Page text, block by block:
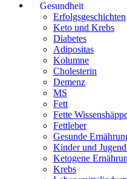
Gesundheit
Erfolgsgeschichten
Keto und Krebs
Diabetes
Adipositas
Kolumne
Cholesterin
Demenz
MS
Fett
Fette
Fettleber
Gesunde
Kinder und
Ketogene
Krebs